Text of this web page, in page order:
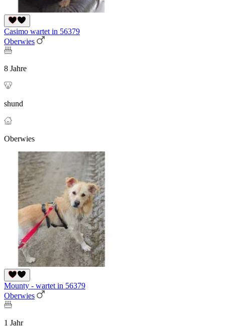
Casimo wartet in 56379
Oberwies
8 Jahre
shund
Oberwies
Mounty - wartet in 56379
Oberwies
1 Jahr